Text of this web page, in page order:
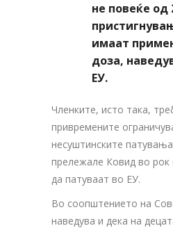
не повеќе од
имаат
доза,
ЕУ.
Членките, исто така,
привремените
несуштинските
прележале Ковид во рок
да патуваат во ЕУ.
Во соопштението на
наведува и дека на